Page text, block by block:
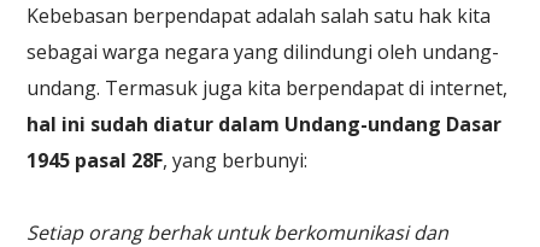
Kebebasan berpendapat adalah salah satu hak kita
sebagai warga negara yang dilindungi oleh undang-
undang. Termasuk juga kita berpendapat di internet,
hal ini sudah diatur dalam Undang-undang Dasar
1945 pasal 28F, yang berbunyi:
Setiap orang berhak untuk berkomunikasi dan